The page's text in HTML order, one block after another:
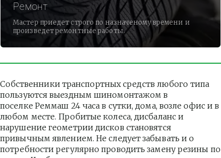
Ремонт
Мастер приедет строго по назначеному времени и
произведет ремонтные работы.
Собственники транспортных средств любого типа
пользуются выездным шиномонтажом в
поселке Реммаш 24 часа в сутки, дома, возле офис и в
любом месте. Пробитые колеса, дисбаланс и
нарушение геометрии дисков становятся
привычным явлением. Не следует забывать и о
потребности регулярно проводить замену резины по